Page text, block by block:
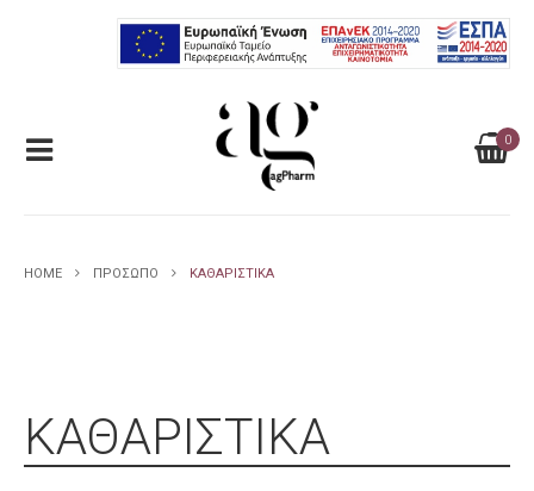
0
HOME ΠΡΟΣΩΠΟ ΚΑΘΑΡΙΣΤΙΚΑ
ΚΑΘΑΡΙΣΤΙΚΑ